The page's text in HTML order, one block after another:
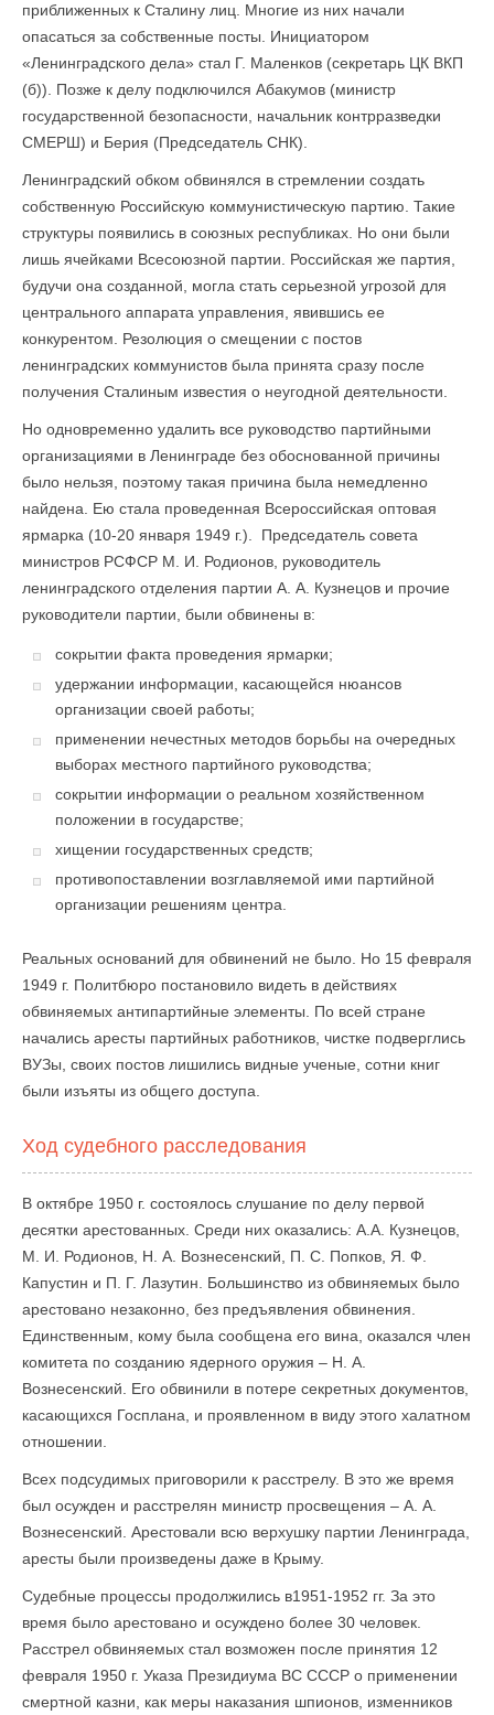
приближенных к Сталину лиц. Многие из них начали
опасаться за собственные посты. Инициатором
«Ленинградского дела» стал Г. Маленков (секретарь ЦК ВКП
(б)). Позже к делу подключился Абакумов (министр
государственной безопасности, начальник контрразведки
СМЕРШ) и Берия (Председатель СНК).
Ленинградский обком обвинялся в стремлении создать
собственную Российскую коммунистическую партию. Такие
структуры появились в союзных республиках. Но они были
лишь ячейками Всесоюзной партии. Российская же партия,
будучи она созданной, могла стать серьезной угрозой для
центрального аппарата управления, явившись ее
конкурентом. Резолюция о смещении с постов
ленинградских коммунистов была принята сразу после
получения Сталиным известия о неугодной деятельности.
Но одновременно удалить все руководство партийными
организациями в Ленинграде без обоснованной причины
было нельзя, поэтому такая причина была немедленно
найдена. Ею стала проведенная Всероссийская оптовая
ярмарка (10-20 января 1949 г.). Председатель совета
министров РСФСР М. И. Родионов, руководитель
ленинградского отделения партии А. А. Кузнецов и прочие
руководители партии, были обвинены в:
сокрытии факта проведения ярмарки;
удержании информации, касающейся нюансов
организации своей работы;
применении нечестных методов борьбы на очередных
выборах местного партийного руководства;
сокрытии информации о реальном хозяйственном
положении в государстве;
хищении государственных средств;
противопоставлении возглавляемой ими партийной
организации решениям центра.
Реальных оснований для обвинений не было. Но 15 февраля
1949 г. Политбюро постановило видеть в действиях
обвиняемых антипартийные элементы. По всей стране
начались аресты партийных работников, чистке подверглись
ВУЗы, своих постов лишились видные ученые, сотни книг
были изъяты из общего доступа.
Ход судебного расследования
В октябре 1950 г. состоялось слушание по делу первой
десятки арестованных. Среди них оказались: А.А. Кузнецов,
М. И. Родионов, Н. А. Вознесенский, П. С. Попков, Я. Ф.
Капустин и П. Г. Лазутин. Большинство из обвиняемых было
арестовано незаконно, без предъявления обвинения.
Единственным, кому была сообщена его вина, оказался член
комитета по созданию ядерного оружия – Н. А.
Вознесенский. Его обвинили в потере секретных документов,
касающихся Госплана, и проявленном в виду этого халатном
отношении.
Всех подсудимых приговорили к расстрелу. В это же время
был осужден и расстрелян министр просвещения – А. А.
Вознесенский. Арестовали всю верхушку партии Ленинграда,
аресты были произведены даже в Крыму.
Судебные процессы продолжились в1951-1952 гг. За это
время было арестовано и осуждено более 30 человек.
Расстрел обвиняемых стал возможен после принятия 12
февраля 1950 г. Указа Президиума ВС СССР о применении
смертной казни, как меры наказания шпионов, изменников